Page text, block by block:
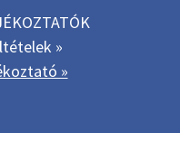
»
»